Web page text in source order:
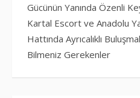
Gücünün Yanında Özenli
Kartal Escort ve Anadolu
Hattında Ayrıcalıklı
Bilmeniz Gerekenler